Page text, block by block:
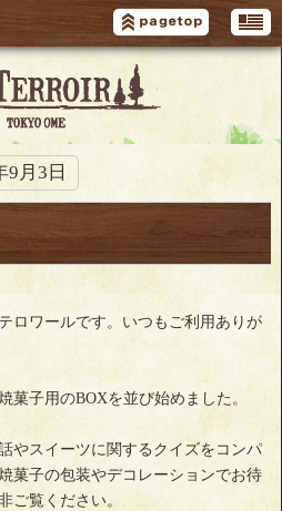
9月3日
ロワールです。いつもご利用ありが
菓子用のBOXを並び始めました。
やスイーツに関するクイズをコンパ
菓子の包装やデコレーションでお待
ご覧ください。